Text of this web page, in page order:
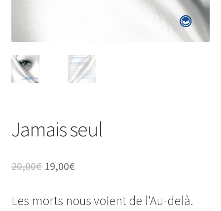
Wishlist
Jamais seul
20,00€ Le
initial
19,00€Le
actuel
Les morts nous voient de l’Au-delà.